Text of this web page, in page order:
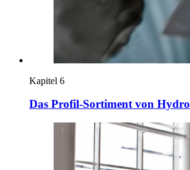
Kapitel 6
Das Profil-Sortiment von Hydro